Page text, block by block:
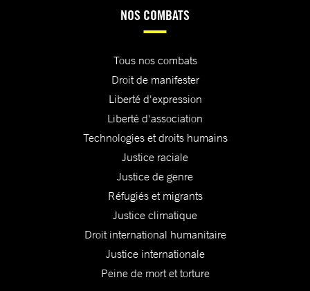
NOS COMBATS
Tous nos combats
Droit de manifester
Liberté d'expression
Liberté d'association
Technologies et droits humains
Justice raciale
Justice de genre
Réfugiés et migrants
Justice climatique
Droit international humanitaire
Justice internationale
Peine de mort et torture